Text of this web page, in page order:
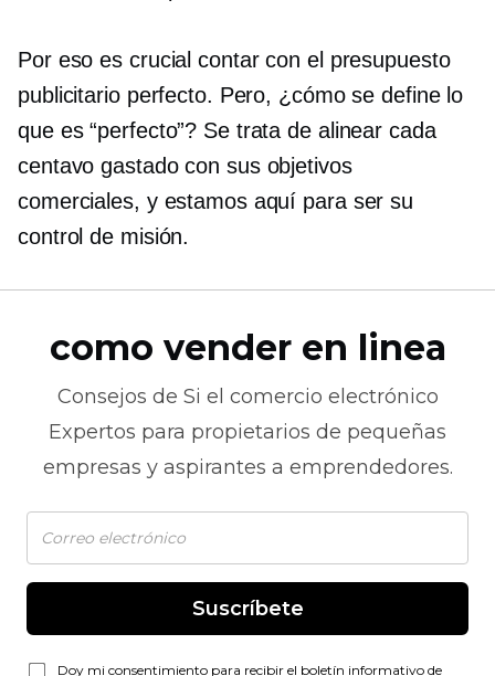
Por eso es crucial contar con el presupuesto
publicitario perfecto. Pero, ¿cómo se define lo
que es “perfecto”? Se trata de alinear cada
centavo gastado con sus objetivos
comerciales, y estamos aquí para ser su
control de misión.
como vender en linea
Consejos de Si el comercio electrónico
Expertos para propietarios de pequeñas
empresas y aspirantes a emprendedores.
Suscríbete
Doy mi consentimiento para recibir el boletín informativo de